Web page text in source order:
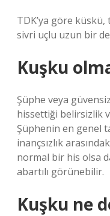
TDK’ya göre
sivri uçlu uzun bir
Kuşku
Şüphe veya
hissettiği belirsizlik
Şüphenin en genel
inançsızlık
normal bir his olsa
abartılı görünebilir.
Kuşku ne